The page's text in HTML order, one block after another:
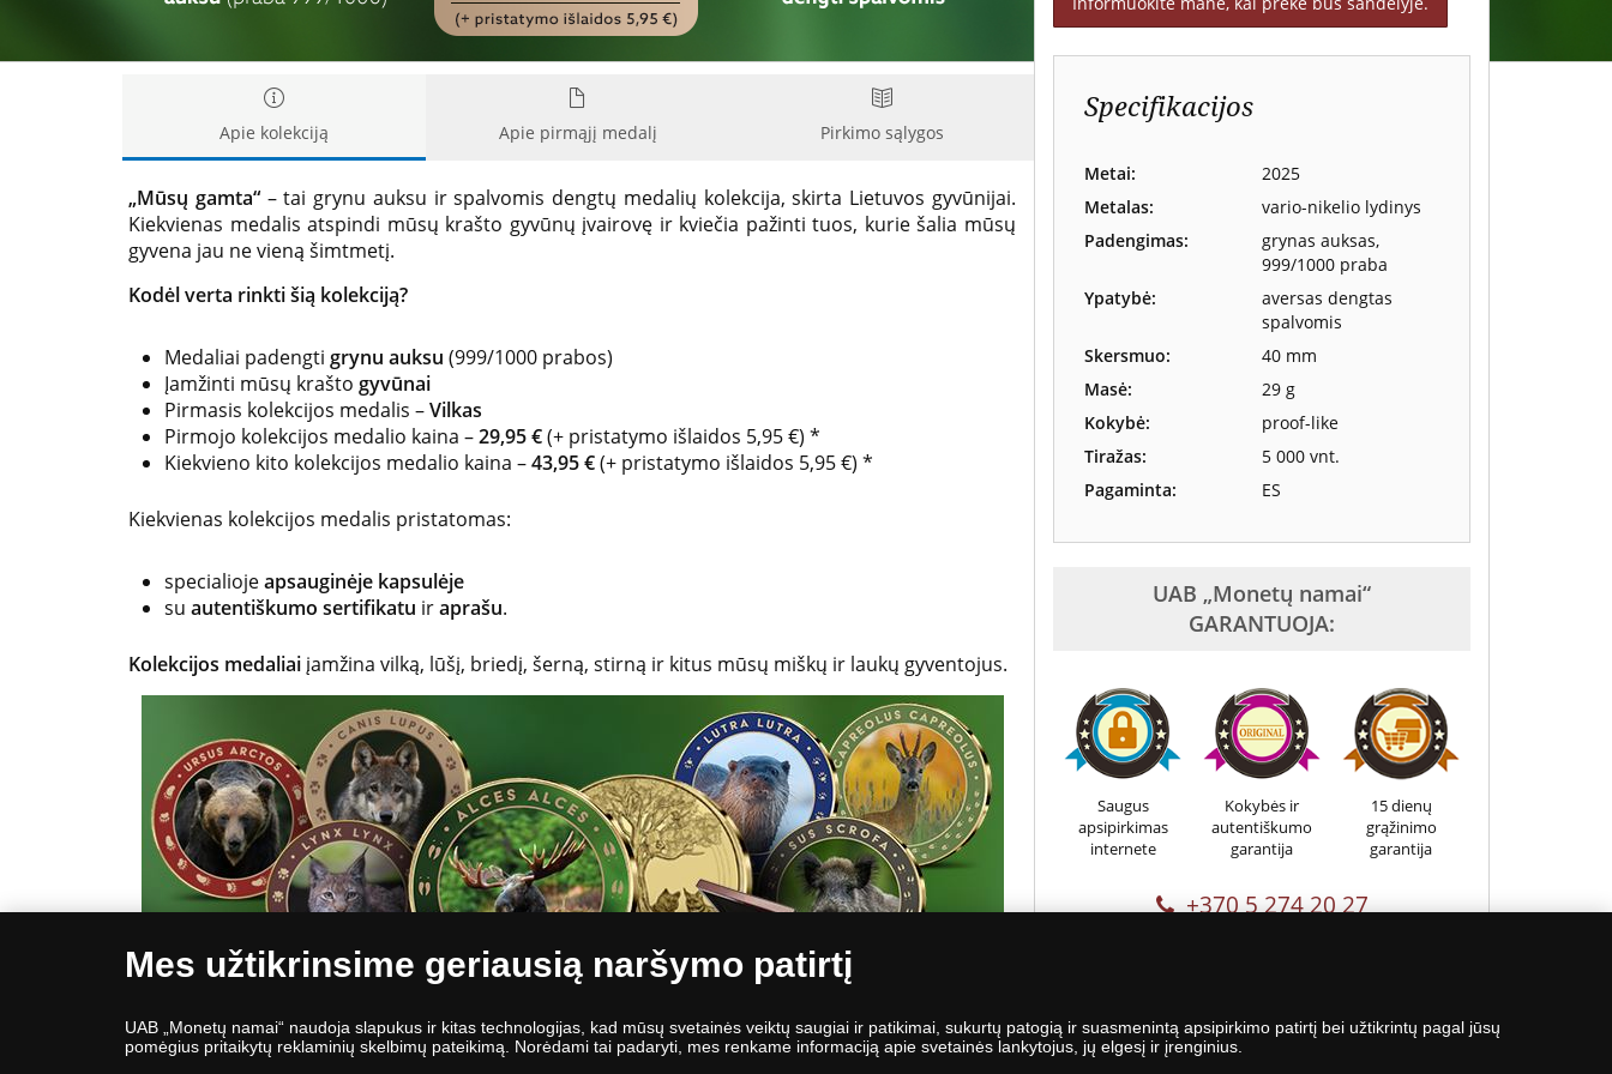
Apie kolekciją Apie pirmąjį medalį Pirkimo sąlygos
„Mūsų gamta“– tai grynu auksu ir spalvomis dengtų medalių kolekcija, skirta Lietuvos gyvūnijai.
Kiekvienas medalis atspindi mūsų krašto gyvūnų įvairovę ir kviečia pažinti tuos, kurie šalia mūsų
gyvena jau ne vieną šimtmetį.
Kodėl verta rinkti šią kolekciją?
Medaliai padengti grynu auksu (999/1000 prabos)
Įamžinti mūsų krašto gyvūnai
Pirmasis kolekcijos medalis –Vilkas
Pirmojo kolekcijos medalio kaina –29,95 €(+ pristatymo išlaidos 5,95 €) *
Kiekvieno kito kolekcijos medalio kaina –43,95 €(+ pristatymo išlaidos 5,95 €) *
Kiekvienas kolekcijos medalis pristatomas:
specialiojeapsauginėje kapsulėje
su autentiškumo sertifikatu iraprašu.
Kolekcijos medaliai įamžina vilką, lūšį, briedį, šerną, stirną ir kitus mūsų miškų ir laukų gyventojus.
Specifikacijos
Metai:
2025
Metalas:
vario-nikelio lydinys
Padengimas:
grynas auksas,
999/1000 praba
Ypatybė:
aversas dengtas
spalvomis
Skersmuo:
40 mm
Masė:
29 g
Kokybė:
proof-like
Tiražas:
5 000 vnt.
Pagaminta:
ES
UAB „Monetų namai“
GARANTUOJA:
Saugus
apsipirkimas
internete
Kokybės ir
autentiškumo
garantija
15 dienų
grąžinimo
garantija
+370 5 274 20 27
Mes užtikrinsime geriausią naršymo patirtį
UAB „Monetų namai“ naudoja slapukus ir kitas technologijas, kad mūsų svetainės veiktų saugiai ir patikimai, sukurtų patogią ir suasmenintą apsipirkimo patirtį bei užtikrintų pagal jūsų
pomėgius pritaikytų reklaminių skelbimų pateikimą. Norėdami tai padaryti, mes renkame informaciją apie svetainės lankytojus, jų elgesį ir įrenginius.